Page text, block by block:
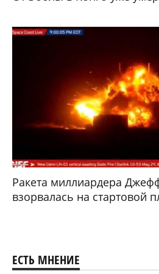
Ракета миллиардера
взорвалась на стартовой
ЕСТЬ МНЕНИЕ